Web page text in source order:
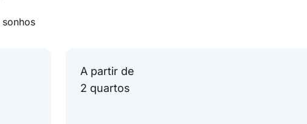
A partir de
2 quartos